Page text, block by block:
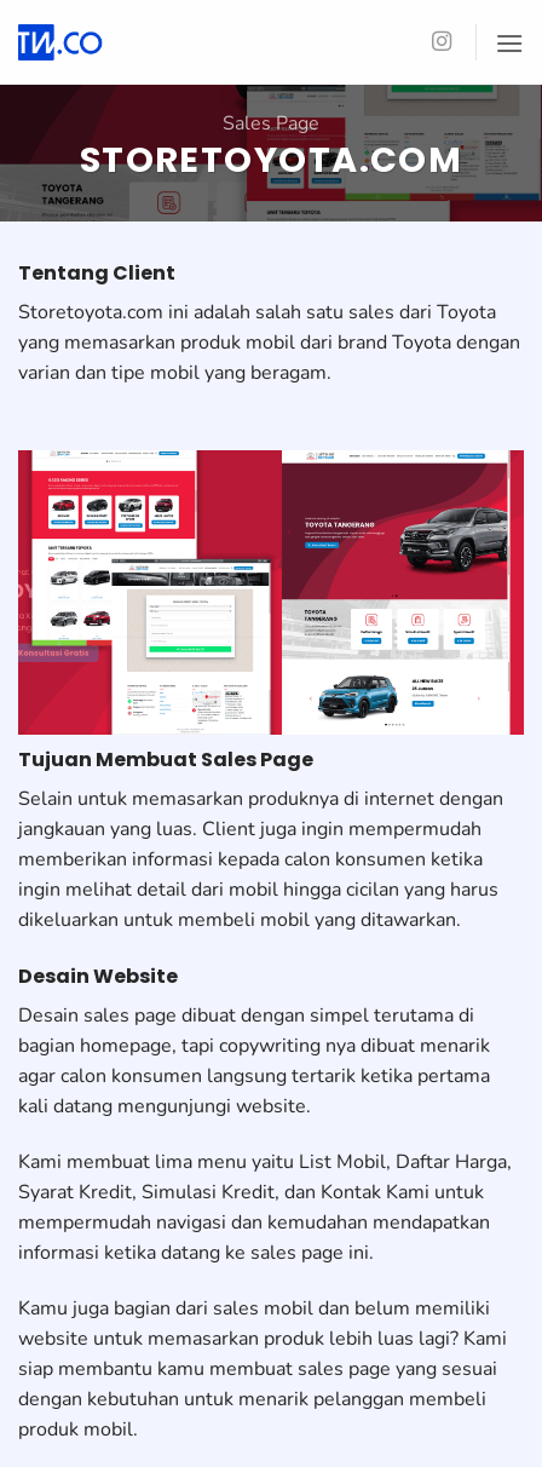
Sales Page
STORETOYOTA.COM
Tentang Client
Storetoyota.com ini adalah salah satu sales dari Toyota
yang memasarkan produk mobil dari brand Toyota dengan
varian dan tipe mobil yang beragam.
Tujuan Membuat Sales Page
Selain untuk memasarkan produknya di internet dengan
jangkauan yang luas. Client juga ingin mempermudah
memberikan informasi kepada calon konsumen ketika
ingin melihat detail dari mobil hingga cicilan yang harus
dikeluarkan untuk membeli mobil yang ditawarkan.
Desain Website
Desain sales page dibuat dengan simpel terutama di
bagian homepage, tapi copywriting nya dibuat menarik
agar calon konsumen langsung tertarik ketika pertama
kali datang mengunjungi website.
Kami membuat lima menu yaitu List Mobil, Daftar Harga,
Syarat Kredit, Simulasi Kredit, dan Kontak Kami untuk
mempermudah navigasi dan kemudahan mendapatkan
informasi ketika datang ke sales page ini.
Kamu juga bagian dari sales mobil dan belum memiliki
website untuk memasarkan produk lebih luas lagi? Kami
siap membantu kamu membuat sales page yang sesuai
dengan kebutuhan untuk menarik pelanggan membeli
produk mobil.